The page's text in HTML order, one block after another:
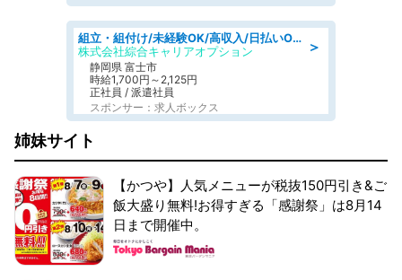
＞
組立・組付け/未経験OK/高収入/日払いOK/寮費無料/交替制
株式会社綜合キャリアオプション
静岡県 富士市
時給1,700円～2,125円
正社員 / 派遣社員
スポンサー：求人ボックス
姉妹サイト
【かつや】人気メニューが税抜150円引き&ご
飯大盛り無料!お得すぎる「感謝祭」は8月14
日まで開催中。